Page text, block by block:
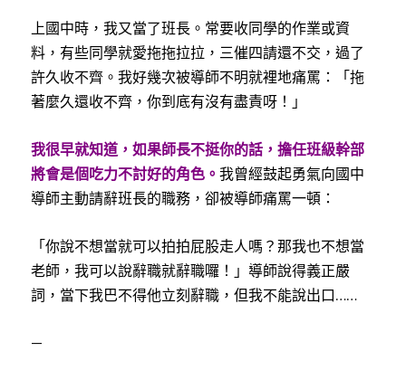
上國中時，我又當了班長。常要收同學的作業或資
料，有些同學就愛拖拖拉拉，三催四請還不交，過了
許久收不齊。我好幾次被導師不明就裡地痛罵：「拖
著麼久還收不齊，你到底有沒有盡責呀！」
我很早就知道，如果師長不挺你的話，擔任班級幹部
將會是個吃力不討好的角色。 我曾經鼓起勇氣向國中
導師主動請辭班長的職務，卻被導師痛罵一頓：
「你說不想當就可以拍拍屁股走人嗎？那我也不想當
老師，我可以說辭職就辭職囉！」導師說得義正嚴
詞，當下我巴不得他立刻辭職，但我不能說出口……
—